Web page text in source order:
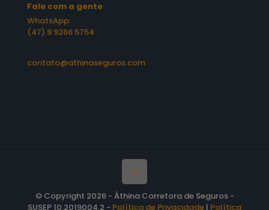
Fale com a gente
WhatsApp:
(47) 9 9266 5754
contato@athinaseguros.com
© Copyright 2026 - Áthina Corretora de Seguros -
SUSEP 10.2019004.2 - Política de Privacidade | Política